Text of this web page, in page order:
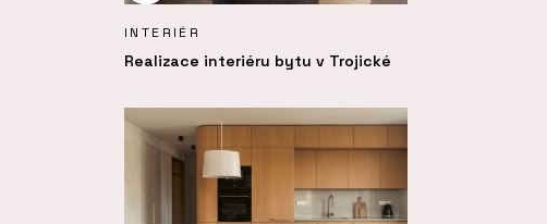
INTERIÉR
Realizace interiéru bytu v Trojické